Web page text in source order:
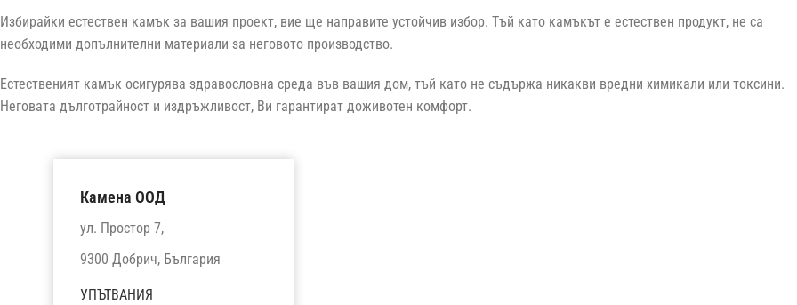
Избирайки естествен камък за вашия проект, вие ще направите устойчив избор. Тъй като камъкът е естествен продукт, не са
необходими допълнителни материали за неговото производство.
Естественият камък осигурява здравословна среда във вашия дом, тъй като не съдържа никакви вредни химикали или токсини.
Неговата дълготрайност и издръжливост, Ви гарантират доживотен комфорт.
Камена ООД
ул. Простор 7,
9300 Добрич, България
УПЪТВАНИЯ